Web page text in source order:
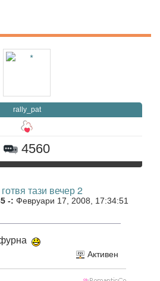
rally_pat
4560
тази вечер 2
-: Февруари 17, 2008, 17:34:51
Активен